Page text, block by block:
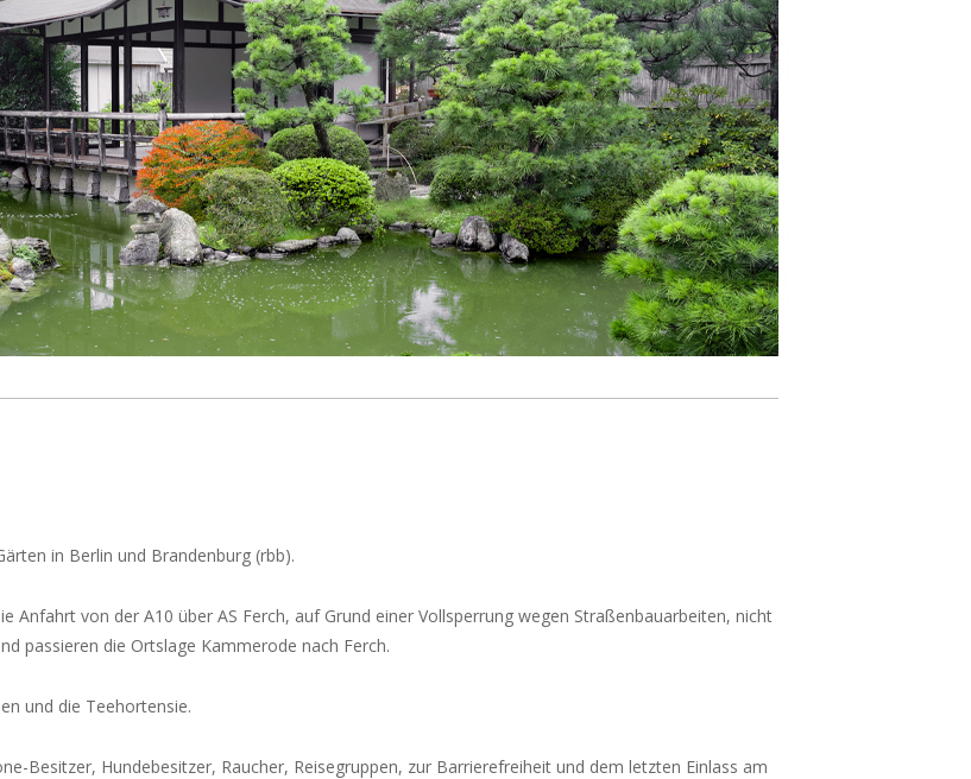
in Berlin und Brandenburg (rbb).
Anfahrt von der A10 über AS Ferch, auf Grund einer Vollsperrung wegen Straßenbauarbeiten, nicht
passieren die Ortslage Kammerode nach Ferch.
und die Teehortensie.
Besitzer, Hundebesitzer, Raucher, Reisegruppen, zur Barrierefreiheit und dem letzten Einlass am